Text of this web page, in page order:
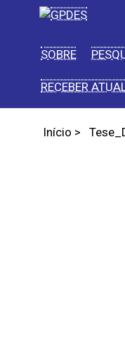
SOBRE
RECEBER
Início >